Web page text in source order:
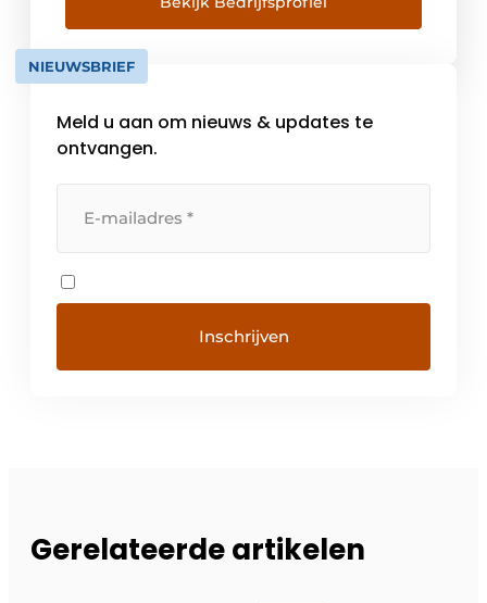
miljoen euro. In België en Luxemburg is
Swegon al meer dan 15 […]
NIEUWSBRIEF
Meld u aan om nieuws & updates te
ontvangen.
Gerelateerde artikelen